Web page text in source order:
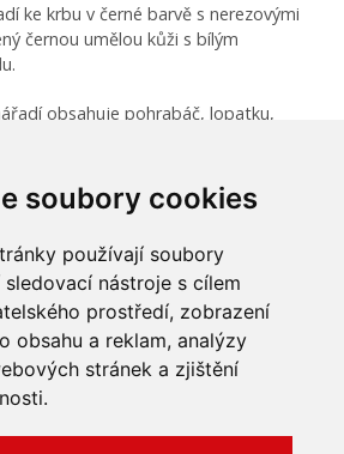
soubory cookies
používají soubory
nástroje s cílem
prostředí, zobrazení
obsahu a reklam, analýzy
stránek a zjištění
ke krbu v černé barvě s nerezovými
černou umělou kůži s bílým
obsahuje pohrabáč, lopatku,
koš Aduro koš Baseline
stejných materiálů.
Všechna práva vyhrazena